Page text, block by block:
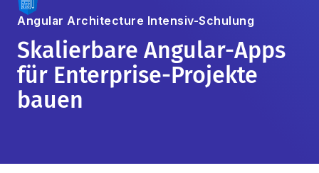
Angular Architecture Intensiv-Schulung
Skalierbare Angular-Apps
für Enterprise-Projekte
bauen